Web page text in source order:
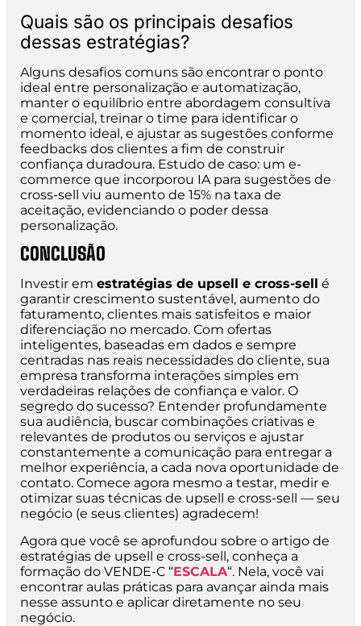
Quais são os principais desafios
dessas estratégias?
Alguns desafios comuns são encontrar o ponto
ideal entre personalização e automatização,
manter o equilíbrio entre abordagem consultiva
e comercial, treinar o time para identificar o
momento ideal, e ajustar as sugestões conforme
feedbacks dos clientes a fim de construir
confiança duradoura. Estudo de caso: um e-
commerce que incorporou IA para sugestões de
cross-sell viu aumento de 15% na taxa de
aceitação, evidenciando o poder dessa
personalização.
CONCLUSÃO
Investir em estratégias de upsell e cross-sell é
garantir crescimento sustentável, aumento do
faturamento, clientes mais satisfeitos e maior
diferenciação no mercado. Com ofertas
inteligentes, baseadas em dados e sempre
centradas nas reais necessidades do cliente, sua
empresa transforma interações simples em
verdadeiras relações de confiança e valor. O
segredo do sucesso? Entender profundamente
sua audiência, buscar combinações criativas e
relevantes de produtos ou serviços e ajustar
constantemente a comunicação para entregar a
melhor experiência, a cada nova oportunidade de
contato. Comece agora mesmo a testar, medir e
otimizar suas técnicas de upsell e cross-sell — seu
negócio (e seus clientes) agradecem!
Agora que você se aprofundou sobre o artigo de
estratégias de upsell e cross-sell, conheça a
formação do VENDE-C “ESCALA“. Nela, você vai
encontrar aulas práticas para avançar ainda mais
nesse assunto e aplicar diretamente no seu
negócio.